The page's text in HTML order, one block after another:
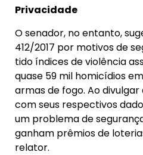
Privacidade
O senador, no entanto,
412/2017 por motivos de
tido índices de violência
quase 59 mil homicídios
armas de fogo. Ao
com seus respectivos
um problema de
ganham prêmios de
relator.